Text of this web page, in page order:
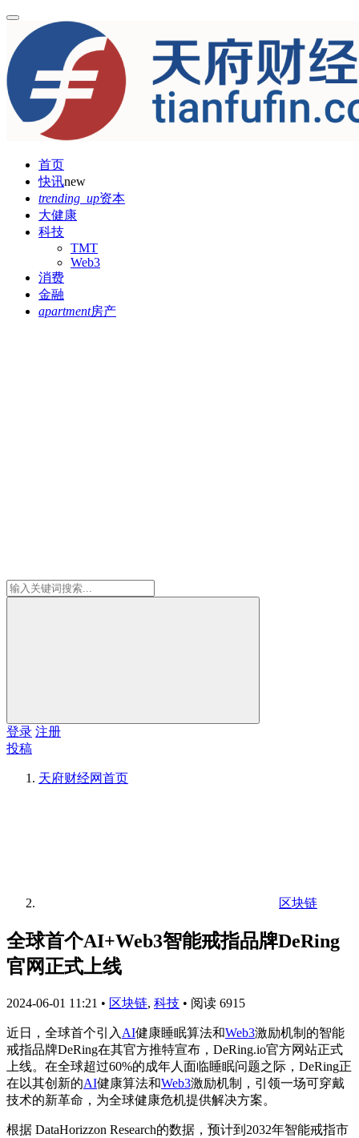
首页
快讯new
trending_up资本
大健康
科技
TMT
Web3
消费
金融
apartment房产
登录 注册
投稿
天府财经网首页
区块链
全球首个AI+Web3智能戒指品牌DeRing
官网正式上线
2024-06-01 11:21 • 区块链, 科技 • 阅读 6915
近日，全球首个引入 AI健康睡眠算法和Web3激励机制的智能
戒指品牌DeRing在其官方推特宣布，DeRing.io官方网站正式
上线。在全球超过60%的成年人面临睡眠问题之际，DeRing正
在以其创新的AI健康算法和Web3激励机制，引领一场可穿戴
技术的新革命，为全球健康危机提供解决方案。
根据 DataHorizzon Research的数据，预计到2032年智能戒指市